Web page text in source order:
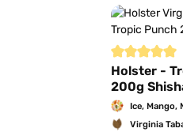
Holster -
200g
Ice, Mango,
Virginia